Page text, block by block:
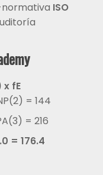
ISO
x fE
= 144
= 216
= 176.4